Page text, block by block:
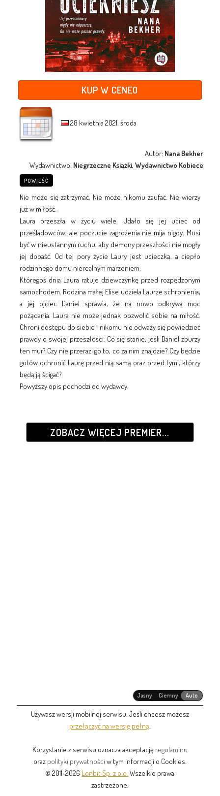
KUP W CENEO
28 kwietnia 2021, środa
Autor: Nana Bekher
Wydawnictwo: Niegrzeczne Książki, Wydawnictwo Kobiece
POWIEŚĆ
Nie może się zatrzymać. Nie może nikomu zaufać. Nie wierzy
już w miłość.
Laura przeszła w życiu wiele. Udało się jej uciec od
prześladowców, ale poczucie zagrożenia nie mija nigdy. Musi
być w nieustannym ruchu, aby demony przeszłości nie mogły
jej dopaść. Od tej pory życie Laury jest ucieczką, a ciepło
rodzinnego domu nierealnym marzeniem.
Któregoś dnia Laura ratuje dziewczynkę przed rozpędzonym
samochodem. Rodzina małej Elise udziela Laurze schronienia,
a jej ojciec Daniel sprawia, że na nowo odkrywa moc
pożądania. Laura nie może jednak pozwolić sobie na miłość.
Chroni dostępu do siebie i nikomu nie odważy się powiedzieć
prawdy o swojej przeszłości. Co się stanie, jeśli Daniel zburzy
ten mur? Czy nie przerazi go to, co za nim znajdzie? Czy będzie
gotów ochronić Laurę przed nią samą oraz przed tymi, którzy
będą ją ścigać?
Powyższy opis pochodzi od wydawcy.
ZOBACZ WIĘCEJ PREMIER...
Jasny Ciemny Auto
Używasz wersji mobilnej serwisu. Jeśli chcesz możesz
przełączyć na wersję pełną
Korzystanie z serwisu oznacza akceptację regulaminu
oraz polityki prywatności w tym informacji o Cookies.
© 2011-2026 Lonbit Sp. z o.o. Wszelkie prawa
zastrzeżone.